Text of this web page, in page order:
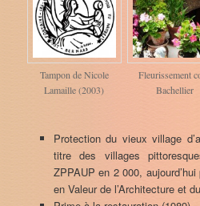
Tampon de Nicole
Lamaille (2003)
Fleurissement
Bachellier
Protection du vieux village
titre des villages
ZPPAUP en 2 000,
en Valeur de l’Architecture et